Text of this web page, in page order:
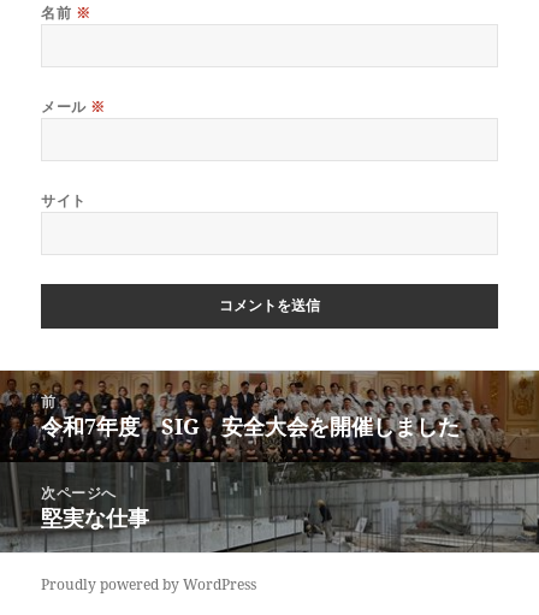
名前 ※
メール ※
サイト
投
稿
ナ
ビ
ゲ
ー
シ
前
前
の
投
稿:
令和7年度 SIG 安全大会を開催しました
次ページへ
次
の
投
堅実な仕事
Proudly powered by WordPress